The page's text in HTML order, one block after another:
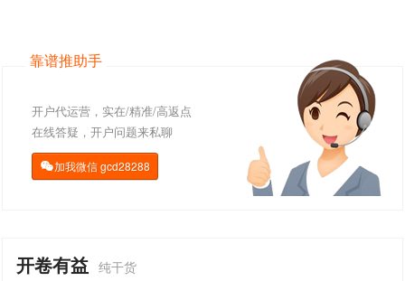
靠谱推助手
开户代运营，实在/精准/高返点
在线答疑，开户问题来私聊
加我微信gcd28288
开卷有益 纯干货